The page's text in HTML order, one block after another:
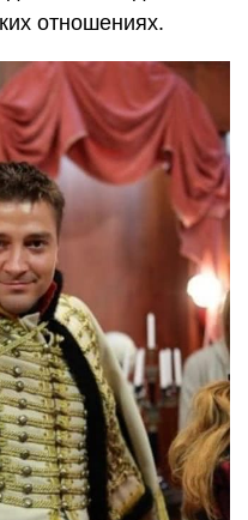
отношениях.